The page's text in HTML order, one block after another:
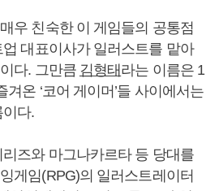
우 친숙한 이 게임들의 공통점
업 대표이사가 일러스트를 맡아
다. 그만큼 김형태 라는 이름은 1
온 ‘코어 게이머’들 사이에서는
이다.
즈와 마그나카르타 등 당대를
게임(RPG)의 일러스트레이터